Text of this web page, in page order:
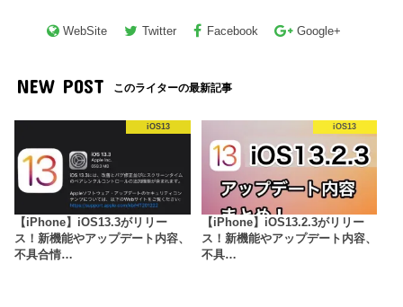
WebSite Twitter Facebook Google+
NEW POST このライターの最新記事
iOS13
【iPhone】iOS13.3がリリー
ス！新機能やアップデート内容、
不具合情…
iOS13
【iPhone】iOS13.2.3がリリー
ス！新機能やアップデート内容、
不具…